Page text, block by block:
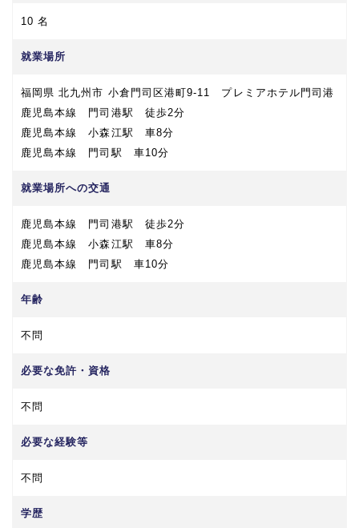
10 名
就業場所
福岡県 北九州市 小倉門司区港町9-11 プレミアホテル門司港
鹿児島本線 門司港駅 徒歩2分
鹿児島本線 小森江駅 車8分
鹿児島本線 門司駅 車10分
就業場所への交通
鹿児島本線 門司港駅 徒歩2分
鹿児島本線 小森江駅 車8分
鹿児島本線 門司駅 車10分
年齢
不問
必要な免許・資格
不問
必要な経験等
不問
学歴